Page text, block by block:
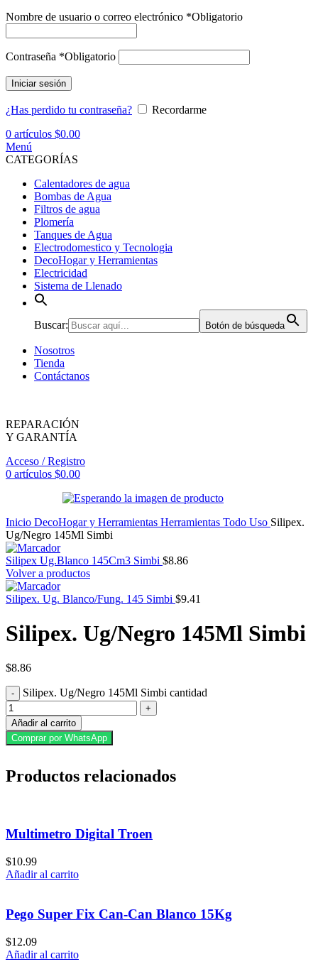
Nombre de usuario o correo electrónico *Obligatorio
Contraseña *Obligatorio
Iniciar sesión
¿Has perdido tu contraseña?
Recordarme
0 artículos $0.00
Menú
CATEGORÍAS
Calentadores de agua
Bombas de Agua
Filtros de agua
Plomería
Tanques de Agua
Electrodomestico y Tecnologia
DecoHogar y Herramientas
Electricidad
Sistema de Llenado
Buscar: Botón de búsqueda
Nosotros
Tienda
Contáctanos
REPARACIÓN
Y GARANTÍA
Acceso / Registro
0 artículos $0.00
Inicio DecoHogar y Herramientas Herramientas Todo Uso Silipex.
Ug/Negro 145Ml Simbi
Silipex Ug.Blanco 145Cm3 Simbi $8.86
Volver a productos
Silipex. Ug. Blanco/Fung. 145 Simbi $9.41
Silipex. Ug/Negro 145Ml Simbi
$8.86
Silipex. Ug/Negro 145Ml Simbi cantidad
Añadir al carrito
Comprar por WhatsApp
Productos relacionados
Multimetro Digital Troen
$10.99
Añadir al carrito
Pego Super Fix Can-Can Blanco 15Kg
$12.09
Añadir al carrito